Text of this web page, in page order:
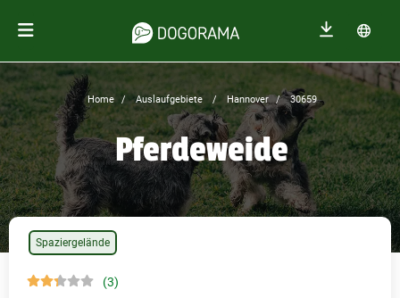
Home Auslaufgebiete Hannover 30659
Pferdeweide
(3)
Spaziergelände